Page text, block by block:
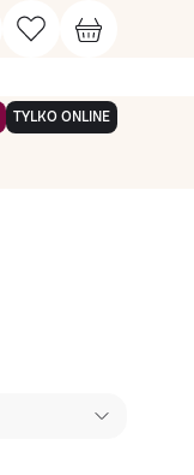
TYLKO ONLINE